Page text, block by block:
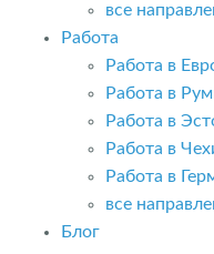
все
Работа
Работа в
Работа в
Работа в
Работа в
Работа в
все
Блог